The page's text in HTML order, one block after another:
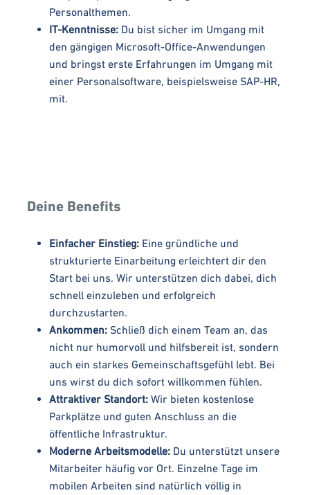
Personalthemen.
IT-Kenntnisse: Du bist sicher im Umgang mit
den gängigen Microsoft-Office-Anwendungen
und bringst erste Erfahrungen im Umgang mit
einer Personalsoftware, beispielsweise SAP-HR,
mit.
Deine Benefits
Einfacher Einstieg: Eine gründliche und
strukturierte Einarbeitung erleichtert dir den
Start bei uns. Wir unterstützen dich dabei, dich
schnell einzuleben und erfolgreich
durchzustarten.
Ankommen: Schließ dich einem Team an, das
nicht nur humorvoll und hilfsbereit ist, sondern
auch ein starkes Gemeinschaftsgefühl lebt. Bei
uns wirst du dich sofort willkommen fühlen.
Attraktiver Standort: Wir bieten kostenlose
Parkplätze und guten Anschluss an die
öffentliche Infrastruktur.
Moderne Arbeitsmodelle: Du unterstützt unsere
Mitarbeiter häufig vor Ort. Einzelne Tage im
mobilen Arbeiten sind natürlich völlig in